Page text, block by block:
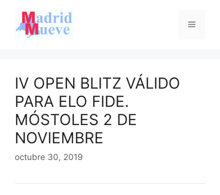
contenido
Menú
IV OPEN BLITZ VÁLIDO
PARA ELO FIDE.
MÓSTOLES 2 DE
NOVIEMBRE
octubre 30, 2019